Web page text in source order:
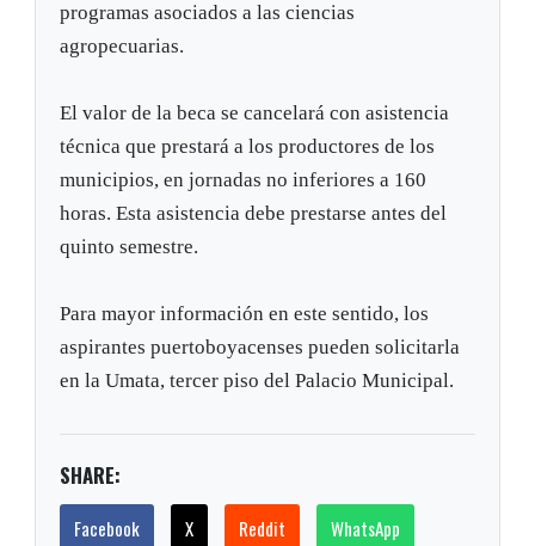
programas asociados a las ciencias
agropecuarias.
El valor de la beca se cancelará con asistencia
técnica que prestará a los productores de los
municipios, en jornadas no inferiores a 160
horas. Esta asistencia debe prestarse antes del
quinto semestre.
Para mayor información en este sentido, los
aspirantes puertoboyacenses pueden solicitarla
en la Umata, tercer piso del Palacio Municipal.
SHARE:
Facebook X Reddit WhatsApp